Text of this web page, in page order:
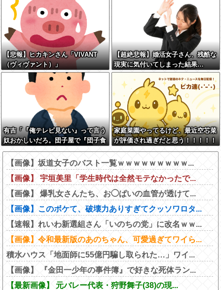
【悲報】ヒカキンさん「VIVANT
（ヴィヴァント）」
【超絶悲報】婚活女子さん、残酷な
現実に気付いてしまった結果…
有吉「『俺テレビ見ない』って言う
奴おかしいだろ。団子屋で『団子食
べない』って言うか？」
家庭菜園やってるけど、最近空芯菜
が評価され過ぎだと思う！！！！！
【画像】坂道女子のバスト一覧ｗｗｗｗｗｗｗｗｗ...
【画像】 宇垣美里「学生時代は全然モテなかったで...
【画像】 爆乳女さんたち、お◯ぱいの血管が透けて...
【画像】このボケて、破壊力ありすぎてクッソワロタ...
【速報】れいわ新選組さん「いのちの党」に改名ｗｗ...
【画像】令和最新版のあのちゃん、可愛過ぎてワイら...
積水ハウス「地面師に55億円騙し取られた…」ワイ...
【画像】 『金田一少年の事件簿』で好きな死体ラン...
【最新画像】 元バレー代表・狩野舞子(38)の現...